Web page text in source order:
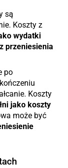
są
Koszty z
wydatki
przeniesienia
po
Koszty
jako koszty
może być